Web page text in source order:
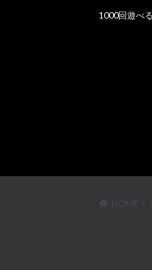
1000回遊べ
HOME